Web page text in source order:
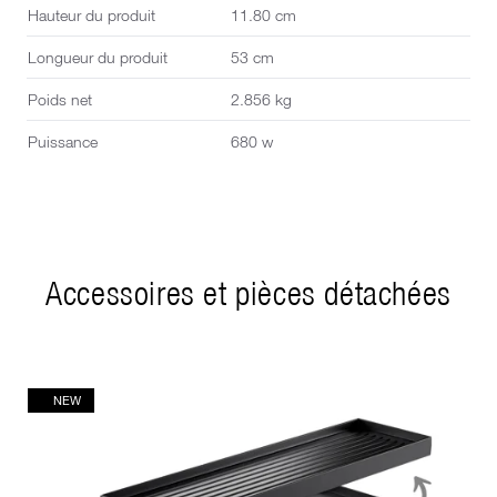
Hauteur du produit 11.80 cm
Longueur du produit 53 cm
Poids net 2.856 kg
Puissance 680 w
Accessoires et pièces détachées
NEW